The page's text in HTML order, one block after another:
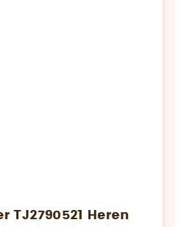
TJ2790521 Heren